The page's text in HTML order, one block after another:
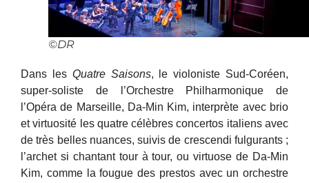
©DR
Dans les Quatre Saisons, le violoniste Sud-Coréen,
super-soliste de l’Orchestre Philharmonique de
l’Opéra de Marseille, Da-Min Kim, interprète avec brio
et virtuosité les quatre célèbres concertos italiens avec
de très belles nuances, suivis de crescendi fulgurants ;
l’archet si chantant tour à tour, ou virtuose de Da-Min
Kim, comme la fougue des prestos avec un orchestre